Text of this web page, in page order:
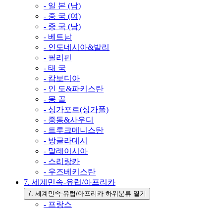
- 일 본 (남)
- 중 국 (여)
- 중 국 (남)
- 베트남
- 인도네시아&발리
- 필리핀
- 태 국
- 캄보디아
- 인 도&파키스탄
- 몽 골
- 싱가포르(싱가폴)
- 중동&사우디
- 트루크메니스탄
- 방글라데시
- 말레이시아
- 스리랑카
- 우즈베키스탄
7. 세계민속-유럽/아프리카
7. 세계민속-유럽/아프리카 하위분류 열기
- 프랑스